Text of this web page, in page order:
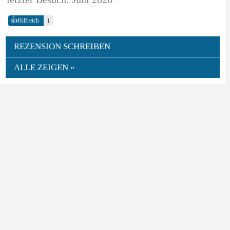
👍Hilfreich 1
REZENSION SCHREIBEN
ALLE ZEIGEN »